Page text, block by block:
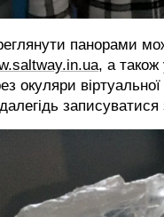
панорами
, а
окуляри